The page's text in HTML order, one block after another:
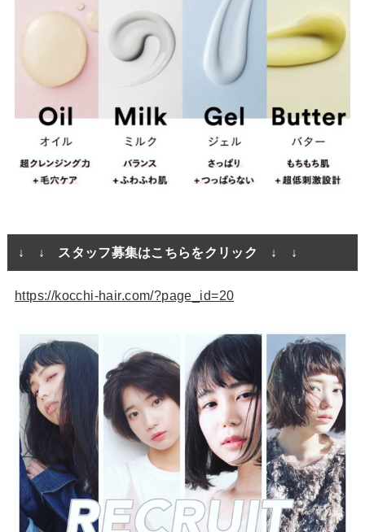
↓ ↓ スタッフ募集はこちらをクリック ↓ ↓
https://kocchi-hair.com/?page_id=20